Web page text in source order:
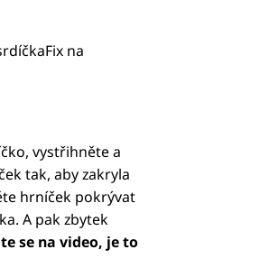
na
vystřihněte a
tak, aby zakryla
hrníček pokrývat
A pak zbytek
se na video, je to